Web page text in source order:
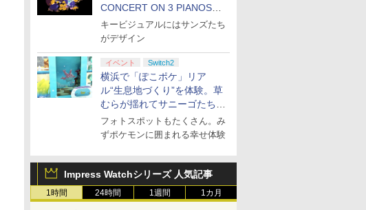
CONCERT ON 3 PIANOS」
のチケット情報が公開
キービジュアルにはサンズたち
がデザイン
イベント Switch2
横浜で「ぽこポケ」リア
ル“生息地づくり”を体験。草
むらが揺れてサニーゴたちが
登場！
フォトスポットもたくさん。み
ずポケモンに囲まれる幸せ体験
Impress Watchシリーズ 人気記事
1時間 24時間 1週間 1カ月